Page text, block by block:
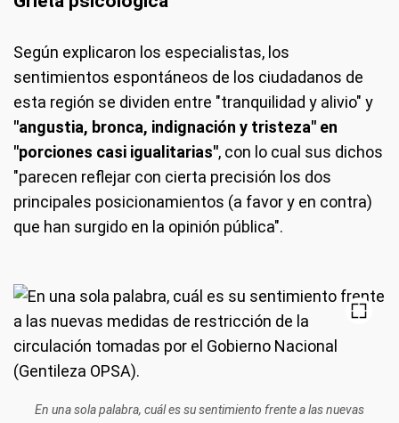
Según explicaron los especialistas, los
sentimientos espontáneos de los ciudadanos de
esta región se dividen entre "tranquilidad y alivio" y
"angustia, bronca, indignación y tristeza" en
"porciones casi igualitarias", con lo cual sus dichos
"parecen reflejar con cierta precisión los dos
principales posicionamientos (a favor y en contra)
que han surgido en la opinión pública".
En una sola palabra, cuál es su sentimiento frente a las nuevas